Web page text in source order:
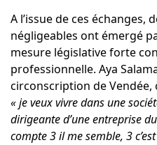
A l’issue de ces échanges,
négligeables ont émergé
mesure législative forte
professionnelle. Aya
circonscription de Vendée,
« je veux vivre dans une
dirigeante d’une entreprise
compte 3 il me semble, 3